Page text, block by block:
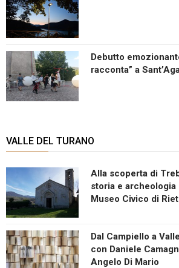
Debutto
racconta” a
VALLE DEL TURANO
Alla scoperta di
storia e
Museo Civico di
Dal Campiello a
con Daniele
Angelo Di Mario